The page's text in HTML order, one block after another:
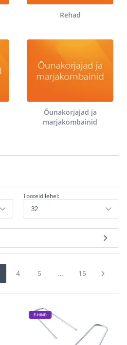
Rehad
Õunakorjajad ja
marjakombainid
Tooteid lehel:
4 5 ... 15
E-HIND